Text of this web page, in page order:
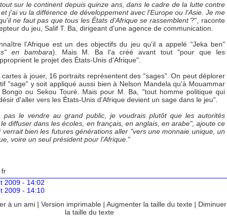
sur le continent depuis quinze ans, dans le cadre de la lutte contre
j'ai vu la différence de développement avec l'Europe ou l'Asie. Je me
ne faut pas que tous les États d'Afrique se rassemblent?", raconte
du jeu, Salif T. Ba, dirigeant d'une agence de communication.
l'Afrique est un des objectifs du jeu qu'il a appelé "Jeka ben"
en bambara). Mais M. Ba l'a créé avant tout "pour que les
le projet des États-Unis d'Afrique".
à jouer, 16 portraits représentent des "sages". On peut déplorer
"sage" y soit appliqué aussi bien à Nelson Mandela qu'à Mouammar
Bongo ou Sekou Touré. Mais pour M. Ba, "tout homme politique qui
d'aller vers les États-Unis d'Afrique devient un sage dans le jeu".
pas le vendre au grand public, je voudrais plutôt que les autorités
diffuser dans les écoles, en français, en anglais, en arabe", ajoute ce
verrait bien les futures générations aller "vers une monnaie unique, un
voire un seul président pour l'Afrique ."
fr
2009 - 14:02
2009 - 14:10
à un ami | Version imprimable | Augmenter la taille du texte | Diminuer
la taille du texte